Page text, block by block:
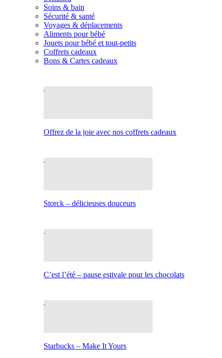
Soins & bain
Sécurité & santé
Voyages & déplacements
Aliments pour bébé
Jouets pour bébé et tout-petits
Coffrets cadeaux
Bons & Cartes cadeaux
Offrez de la joie avec nos coffrets cadeaux
Storck – délicieuses douceurs
C’est l’été – pause estivale pour les chocolats
Starbucks – Make It Yours